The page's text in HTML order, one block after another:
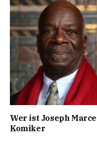
Wer ist Joseph
Komiker